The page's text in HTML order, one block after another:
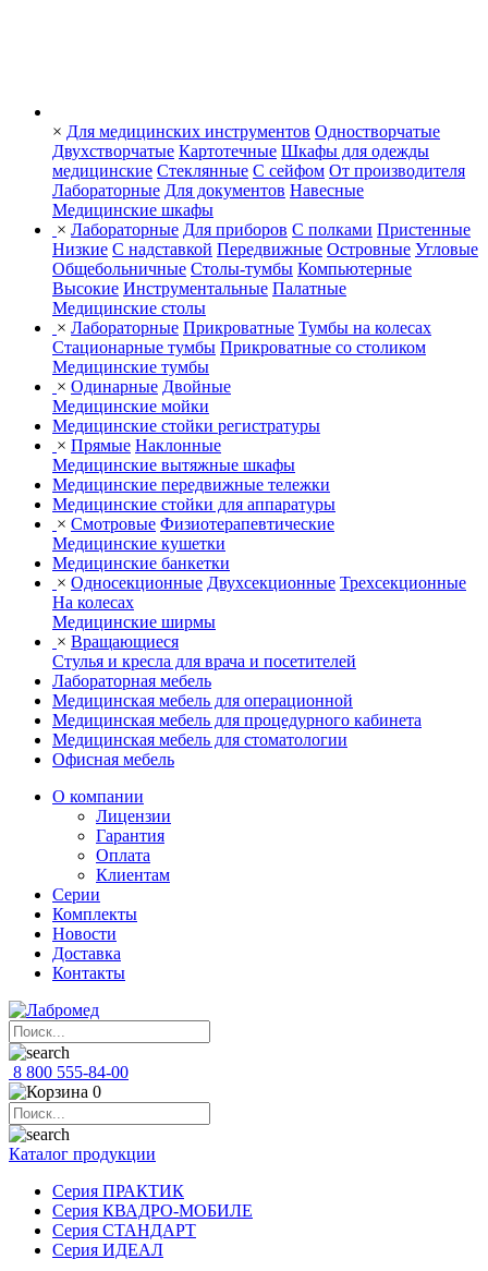
× Для медицинских инструментов Одностворчатые
Двухстворчатые Картотечные Шкафы для одежды
медицинские Стеклянные С сейфом От производителя
Лабораторные Для документов Навесные
Медицинские шкафы
× Лабораторные Для приборов С полками Пристенные
Низкие С надставкой Передвижные Островные Угловые
Общебольничные Столы-тумбы Компьютерные
Высокие Инструментальные Палатные
Медицинские столы
× Лабораторные Прикроватные Тумбы на колесах
Стационарные тумбы Прикроватные со столиком
Медицинские тумбы
× Одинарные Двойные
Медицинские мойки
Медицинские стойки регистратуры
× Прямые Наклонные
Медицинские вытяжные шкафы
Медицинские передвижные тележки
Медицинские стойки для аппаратуры
× Смотровые Физиотерапевтические
Медицинские кушетки
Медицинские банкетки
× Односекционные Двухсекционные Трехсекционные
На колесах
Медицинские ширмы
× Вращающиеся
Стулья и кресла для врача и посетителей
Лабораторная мебель
Медицинская мебель для операционной
Медицинская мебель для процедурного кабинета
Медицинская мебель для стоматологии
Офисная мебель
О компании
Лицензии
Гарантия
Оплата
Клиентам
Серии
Комплекты
Новости
Доставка
Контакты
8 800 555-84-00
0
Каталог продукции
Серия ПРАКТИК
Серия КВАДРО-МОБИЛЕ
Серия СТАНДАРТ
Серия ИДЕАЛ